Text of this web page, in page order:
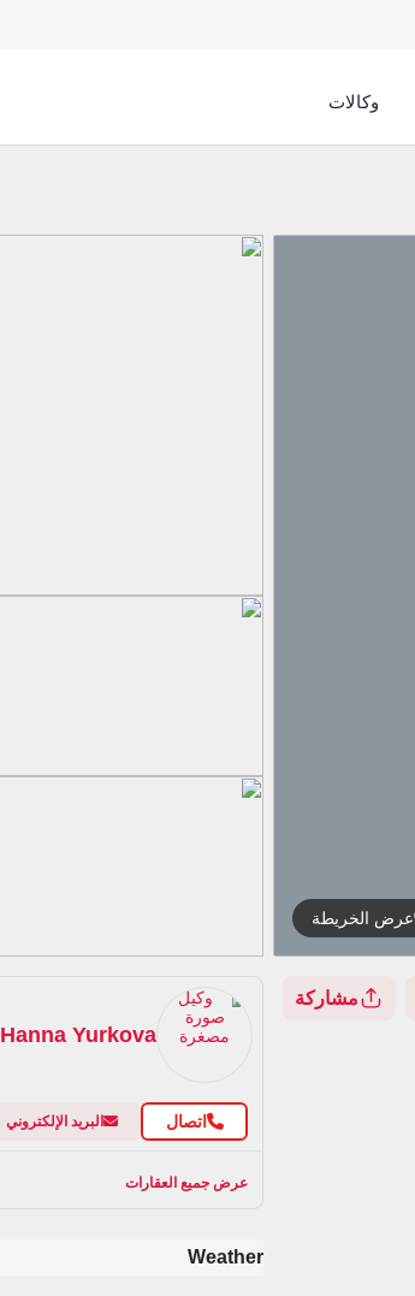
وكالات
عرض الخريطة
مشاركة
Hanna Yurkova
اتصال البريد الإلكتروني
عرض جميع العقارات
Weather